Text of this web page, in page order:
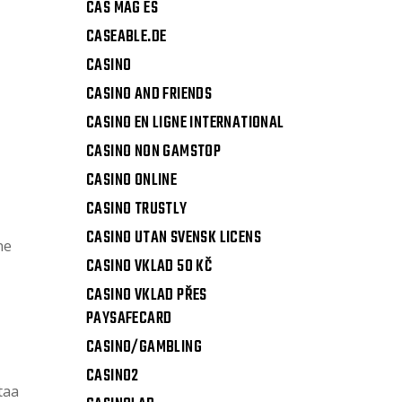
CAS MAG ES
CASEABLE.DE
CASINO
CASINO AND FRIENDS
CASINO EN LIGNE INTERNATIONAL
CASINO NON GAMSTOP
CASINO ONLINE
CASINO TRUSTLY
CASINO UTAN SVENSK LICENS
CASINO VKLAD 50 KČ
CASINO VKLAD PŘES
PAYSAFECARD
CASINO/GAMBLING
CASINO2